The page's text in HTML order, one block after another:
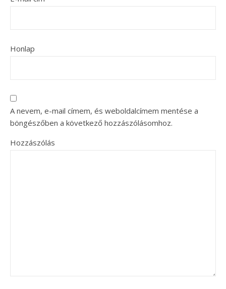
Honlap
A nevem, e-mail címem, és weboldalcímem mentése a
böngészőben a következő hozzászólásomhoz.
Hozzászólás